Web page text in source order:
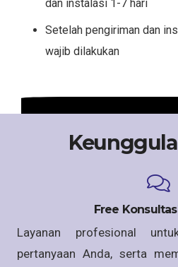
dan instalasi 1-7 hari
Setelah pengiriman dan
wajib dilakukan
Free
Layanan profesional
pertanyaan Anda, serta